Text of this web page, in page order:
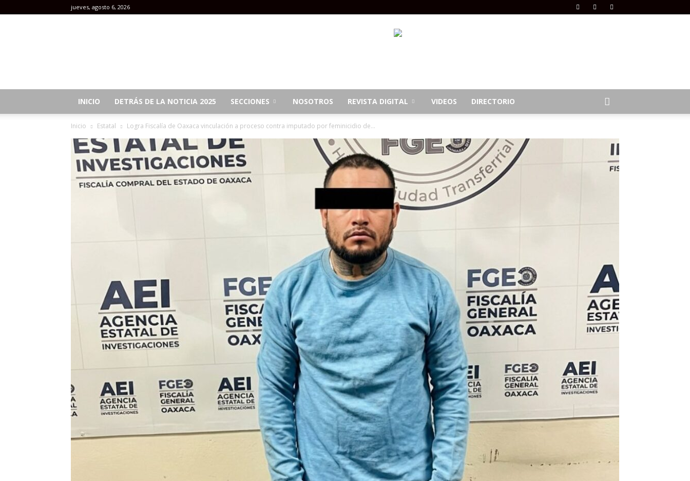
jueves, agosto 6, 2026
INICIO DETRÁS DE LA NOTICIA 2025 SECCIONES NOSOTROS REVISTA DIGITAL VIDEOS DIRECTORIO
Inicio Estatal Logra Fiscalía de Oaxaca vinculación a proceso contra imputado por feminicidio de...